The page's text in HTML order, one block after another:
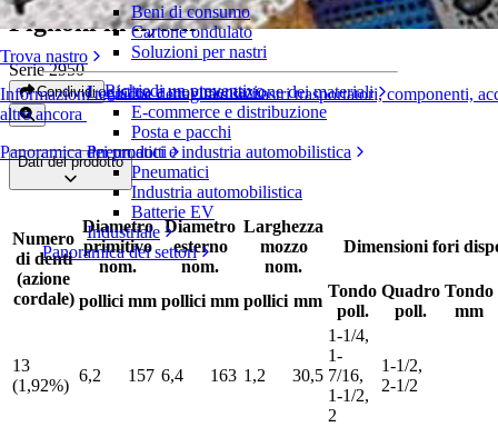
Trova nastro
Informazioni tecniche dettagliate su nastri trasportatori, componenti,
altro ancora
Panoramica dei prodotti
Beni di consumo
Cartone ondulato
Soluzioni per nastri
Logistica e movimentazione dei materiali
E-commerce e distribuzione
Posta e pacchi
Pneumatici e industria automobilistica
Pneumatici
Industria automobilistica
Batterie EV
Industriale
Panoramica dei settori
Pignoni in nylon
Serie 2950
Condividi Richiedi un preventivo
Dati del prodotto
Numero
di denti
(azione
cordale)
Diametro
primitivo
nom.
Diametro
esterno
nom.
Larghezza
mozzo
nom.
Dimensioni fori
pollici mm pollici mm pollici mm
Tondo
poll.
Quadro
poll.
Tondo
mm
13
(1,92%)
6,2 157 6,4 163 1,2 30,5
1-1/4,
1-
7/16,
1-1/2,
2
1-1/2,
2-1/2